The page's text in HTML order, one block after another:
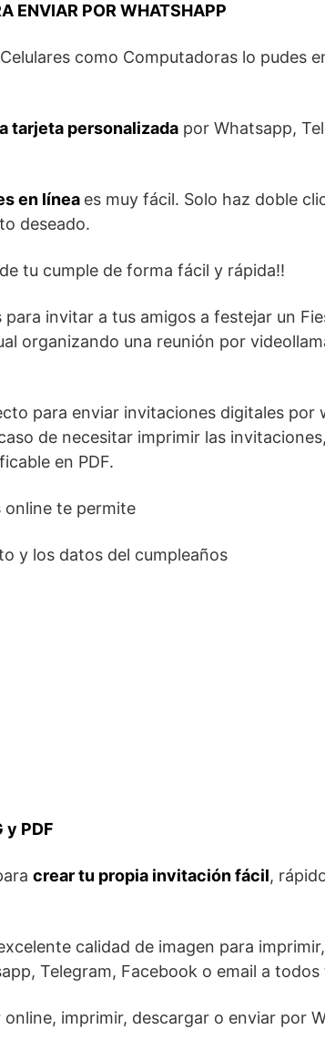
ENVIAR POR WHATSHAPP
como Computadoras lo pudes
tarjeta personalizada por Whatsapp,
en línea es muy fácil. Solo haz doble
deseado.
tu cumple de forma fácil y rápida!!
invitar a tus amigos a festejar un
organizando una reunión por
para enviar invitaciones digitales por
de necesitar imprimir las
en PDF.
online te permite
y los datos del cumpleaños
y PDF
crear tu propia invitación fácil,
calidad de imagen para imprimir,
Telegram, Facebook o email a
imprimir, descargar o enviar por